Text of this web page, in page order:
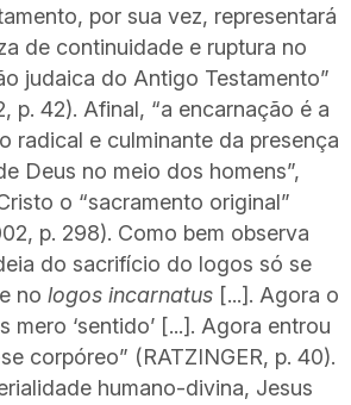
por sua vez, representará
de continuidade e ruptura no
judaica do Antigo Testamento”
p. 42). Afinal, “a encarnação é a
radical e culminante da presença
Deus no meio dos homens”,
o “sacramento original”
p. 298). Como bem observa
do sacrifício do logos só se
nologos incarnatus [...]. Agora o
mero ‘sentido’ [...]. Agora entrou
corpóreo” (RATZINGER, p. 40).
humano-divina, Jesus